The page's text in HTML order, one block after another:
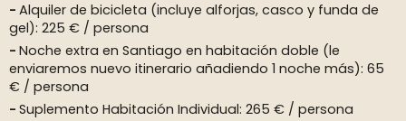
Alquiler de bicicleta (incluye alforjas, casco y funda de
gel): 225 € / persona
Noche extra en Santiago en habitación doble (le
enviaremos nuevo itinerario añadiendo 1 noche más): 65
€ / persona
Suplemento Habitación Individual: 265 € / persona